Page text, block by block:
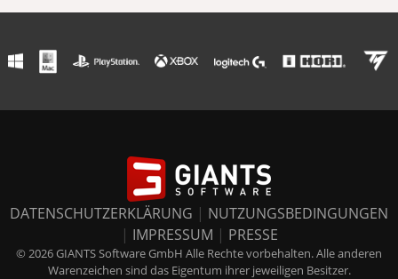
DATENSCHUTZERKLÄRUNG | NUTZUNGSBEDINGUNGEN
| IMPRESSUM | PRESSE
© 2026 GIANTS Software GmbH Alle Rechte vorbehalten. Alle anderen
Warenzeichen sind das Eigentum ihrer jeweiligen Besitzer.